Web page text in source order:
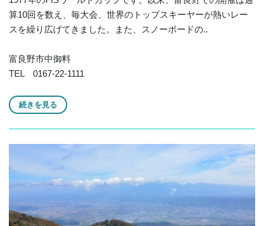
算10回を数え、毎大会、世界のトップスキーヤーが熱いレー
スを繰り広げてきました。また、スノーボードの..
富良野市中御料
TEL 0167-22-1111
続きを見る